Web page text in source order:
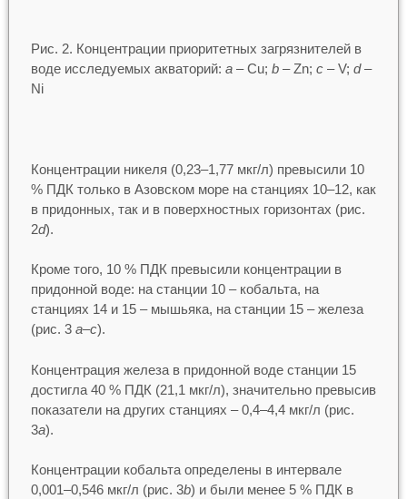
Рис. 2. Концентрации приоритетных загрязнителей в
воде исследуемых акваторий: a– Cu; b– Zn; c– V; d–
Ni
Концентрации никеля (0,23–1,77 мкг/л) превысили 10
% ПДК только в Азовском море на станциях 10–12, как
в придонных, так и в поверхностных горизонтах (рис.
2d).
Кроме того, 10 % ПДК превысили концентрации в
придонной воде: на станции 10 – кобальта, на
станциях 14 и 15 – мышьяка, на станции 15 – железа
(рис. 3 a–c).
Концентрация железа в придонной воде станции 15
достигла 40 % ПДК (21,1 мкг/л), значительно превысив
показатели на других станциях – 0,4–4,4 мкг/л (рис.
3а).
Концентрации кобальта определены в интервале
0,001–0,546 мкг/л (рис. 3b) и были менее 5 % ПДК в